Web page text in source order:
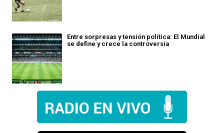
Entre sorpresas y tensión política: El Mundial
se define y crece la controversia